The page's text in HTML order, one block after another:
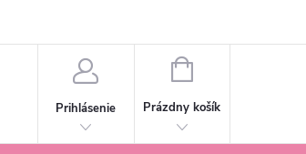
Prihlásenie
NÁKUPNÝ
Prázdny košík